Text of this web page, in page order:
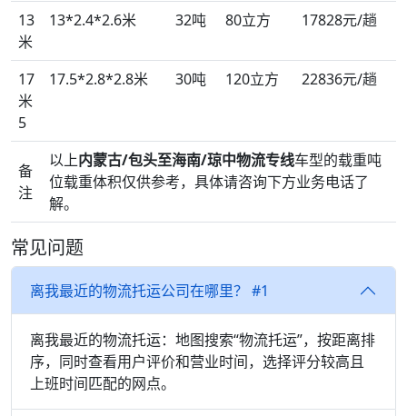
13
米
13*2.4*2.6米 32吨 80立方 17828元/趟
17
米
5
17.5*2.8*2.8米 30吨 120立方 22836元/趟
备
注
以上内蒙古/包头至海南/琼中物流专线车型的载重吨
位载重体积仅供参考，具体请咨询下方业务电话了
解。
常见问题
离我最近的物流托运公司在哪里？ #1
离我最近的物流托运：地图搜索“物流托运”，按距离排
序，同时查看用户评价和营业时间，选择评分较高且
上班时间匹配的网点。